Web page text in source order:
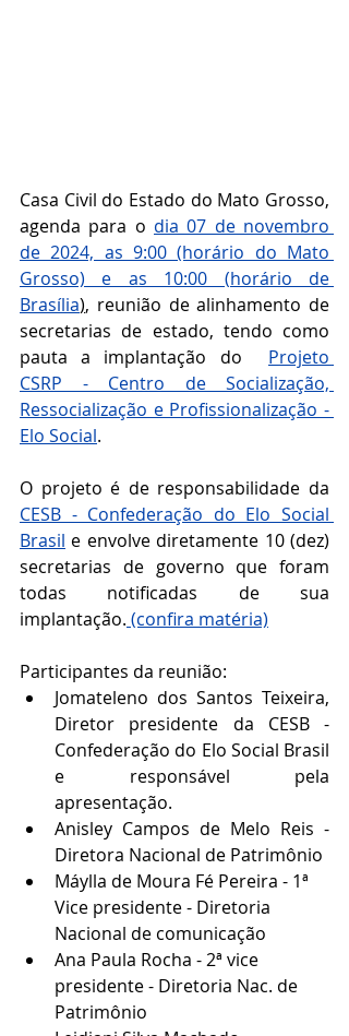
Casa Civil do Estado do Mato Grosso,
agenda para o dia 07 de novembro
de 2024, as 9:00 (horário do Mato
Grosso) e as 10:00 (horário de
Brasília), reunião de alinhamento de
secretarias de estado, tendo como
pauta a implantação do Projeto
CSRP - Centro de Socialização,
Ressocialização e Profissionalização -
Elo Social.
CESB - Confederação do Elo Social
Brasil e envolve diretamente 10 (dez)
secretarias de governo que foram
todas notificadas de sua
implantação. (confira matéria)
Participantes da reunião:
Jomateleno dos Santos Teixeira,
Diretor presidente da CESB -
Confederação do Elo Social Brasil
e responsável pela
apresentação.
Anisley Campos de Melo Reis -
Diretora Nacional de Patrimônio
Máylla de Moura Fé Pereira - 1ª
Vice presidente - Diretoria
Nacional de comunicação
Ana Paula Rocha - 2ª vice
presidente - Diretoria Nac. de
Patrimônio